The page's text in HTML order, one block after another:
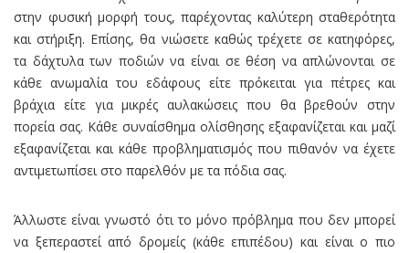
στην φυσική μορφή τους, παρέχοντας καλύτερη σταθερότητα
και στήριξη. Επίσης, θα νιώσετε καθώς τρέχετε σε κατηφόρες,
τα δάχτυλα των ποδιών να είναι σε θέση να απλώνονται σε
κάθε ανωμαλία του εδάφους είτε πρόκειται για πέτρες και
βράχια είτε για μικρές αυλακώσεις που θα βρεθούν στην
πορεία σας. Κάθε συναίσθημα ολίσθησης εξαφανίζεται και μαζί
εξαφανίζεται και κάθε προβληματισμός που πιθανόν να έχετε
αντιμετωπίσει στο παρελθόν με τα πόδια σας.
Άλλωστε είναι γνωστό ότι το μόνο πρόβλημα που δεν μπορεί
να ξεπεραστεί από δρομείς (κάθε επιπέδου) και είναι ο πιο